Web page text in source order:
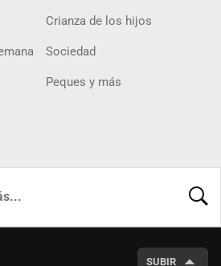
Crianza de los hijos
Sociedad
Peques y más
SUBIR